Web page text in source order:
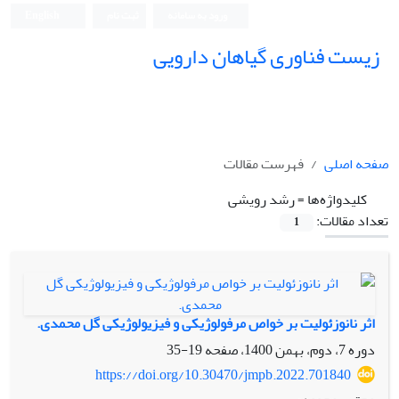
زیست فناوری گیاهان دارویی
صفحه اصلی
فهرست مقالات
کلیدواژه‌ها =رشد رویشی
تعداد مقالات:
1
اثر نانوزئولیت بر خواص مرفولوژیکی و فیزیولوژیکی گل محمدی.
دوره 7، دوم، بهمن 1400، صفحه
19-35
https://doi.org/10.30470/jmpb.2022.701840